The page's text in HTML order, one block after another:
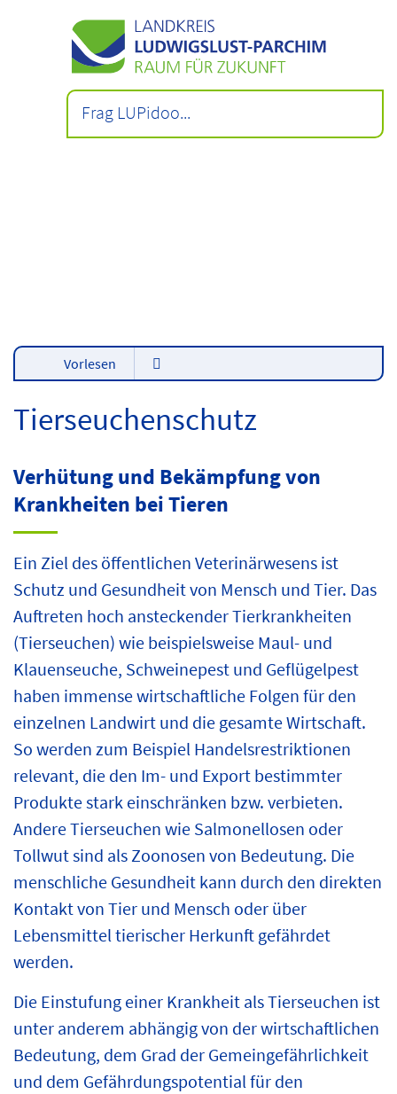
Vorlesen
Tierseuchenschutz
Verhütung und Bekämpfung von
Krankheiten bei Tieren
Ein Ziel des öffentlichen Veterinärwesens ist
Schutz und Gesundheit von Mensch und Tier. Das
Auftreten hoch ansteckender Tierkrankheiten
(Tierseuchen) wie beispielsweise Maul- und
Klauenseuche, Schweinepest und Geflügelpest
haben immense wirtschaftliche Folgen für den
einzelnen Landwirt und die gesamte Wirtschaft.
So werden zum Beispiel Handelsrestriktionen
relevant, die den Im- und Export bestimmter
Produkte stark einschränken bzw. verbieten.
Andere Tierseuchen wie Salmonellosen oder
Tollwut sind als Zoonosen von Bedeutung. Die
menschliche Gesundheit kann durch den direkten
Kontakt von Tier und Mensch oder über
Lebensmittel tierischer Herkunft gefährdet
werden.
Die Einstufung einer Krankheit als Tierseuchen ist
unter anderem abhängig von der wirtschaftlichen
Bedeutung, dem Grad der Gemeingefährlichkeit
und dem Gefährdungspotential für den